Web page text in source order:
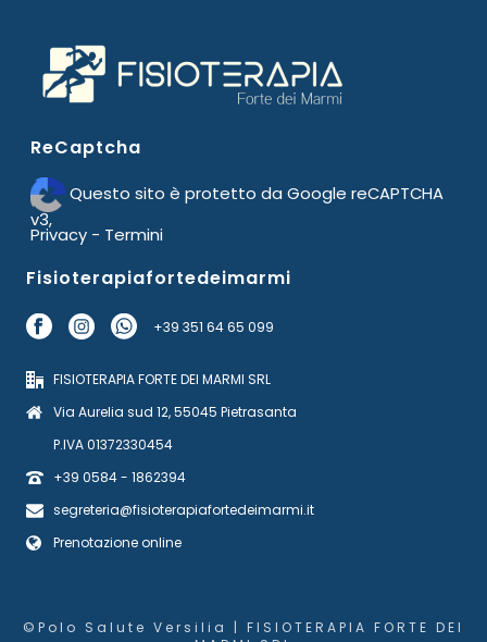
ReCaptcha
Questo sito è protetto da Google reCAPTCHA
v3,
Privacy - Termini
Fisioterapiafortedeimarmi
+39 351 64 65 099
FISIOTERAPIA FORTE DEI MARMI SRL
Via Aurelia sud 12, 55045 Pietrasanta
P.IVA 01372330454
+39 0584 - 1862394
segreteria@fisioterapiafortedeimarmi.it
Prenotazione online
©Polo Salute Versilia | FISIOTERAPIA FORTE DEI